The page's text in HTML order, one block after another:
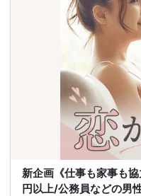
新企画《仕事も家事も
円以上/公務員などの男